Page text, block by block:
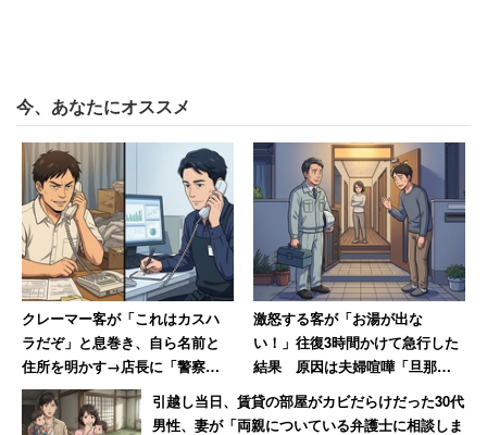
で説得しようと試みたりしている」（20代女性）
などの回答が寄せられた。
今、あなたにオススメ
クレーマー客が「これはカスハ
ラだぞ」と息巻き、自ら名前と
住所を明かす→店長に「警察に
相談します」と撃退される
激怒する客が「お湯が出な
い！」往復3時間かけて急行した
結果 原因は夫婦喧嘩「旦那が
入浴中に奥さんがスイッチを切
っただけ」
引越し当日、賃貸の部屋がカビだらけだった30代
男性、妻が「両親についている弁護士に相談しま